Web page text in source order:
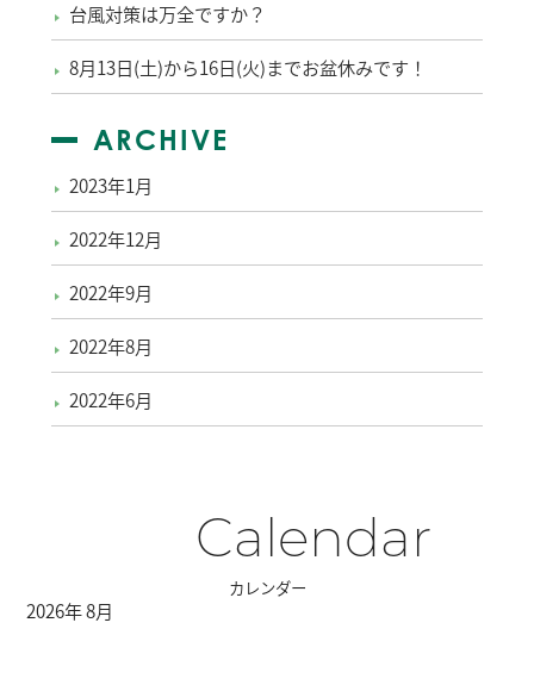
台風対策は万全ですか？
8月13日(土)から16日(火)までお盆休みです！
ARCHIVE
2023年1月
2022年12月
2022年9月
2022年8月
2022年6月
Calendar
カレンダー
2026年 8月